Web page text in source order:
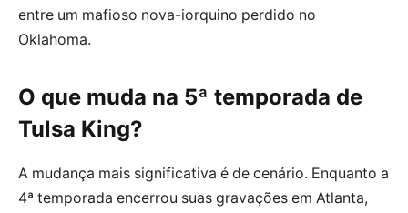
entre um mafioso nova-iorquino perdido no
Oklahoma.
O que muda na 5ª temporada de
Tulsa King?
A mudança mais significativa é de cenário. Enquanto a
4ª temporada encerrou suas gravações em Atlanta,